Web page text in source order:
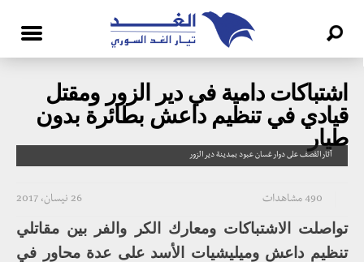
اشتباكات دامية في دير الزور ومقتل
قيادي في تنظيم داعش بطائرة بدون
طيار
آثار القصف على دوار غسان عبود بمدينة دير الزور
26 نيسان، 2017 490 مشاهدات
تواصلت الاشتباكات ومعارك الكر والفر بين مقاتلي
تنظيم داعش وميليشيات الأسد على عدة محاور في